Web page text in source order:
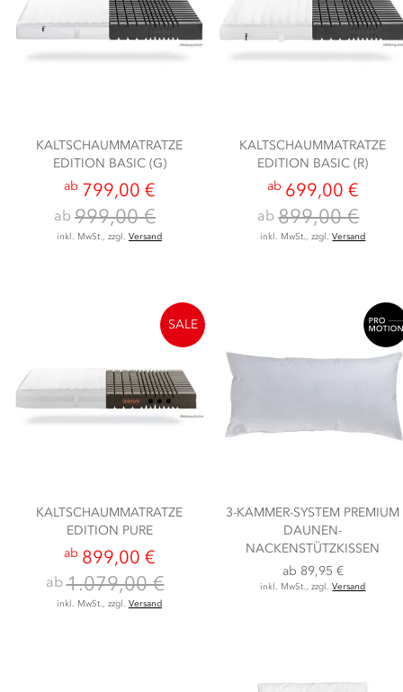
KALTSCHAUMMATRATZE
EDITION BASIC (G)
ab 799,00 €
ab 999,00 €
inkl. MwSt., zzgl. Versand
KALTSCHAUMMATRATZE
EDITION BASIC (R)
ab 699,00 €
ab899,00 €
inkl. MwSt., zzgl.Versand
KALTSCHAUMMATRATZE
EDITION PURE
ab 899,00 €
ab1.079,00 €
inkl. MwSt., zzgl. Versand
SALE
3-KAMMER-SYSTEM PREMIUM
DAUNEN-
NACKENSTÜTZKISSEN
ab 89,95 €
inkl. MwSt., zzgl.Versand